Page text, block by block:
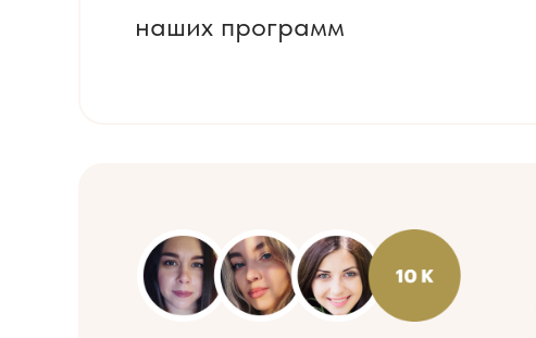
наших программ